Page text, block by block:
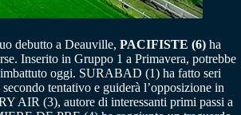
debutto a Deauville, PACIFISTE (6) ha
Inserito in Gruppo 1 a Primavera, potrebbe
imbattuto oggi. SURABAD (1) ha fatto seri
tentativo e guiderà l’opposizione in
AIR (3), autore di interessanti primi passi a